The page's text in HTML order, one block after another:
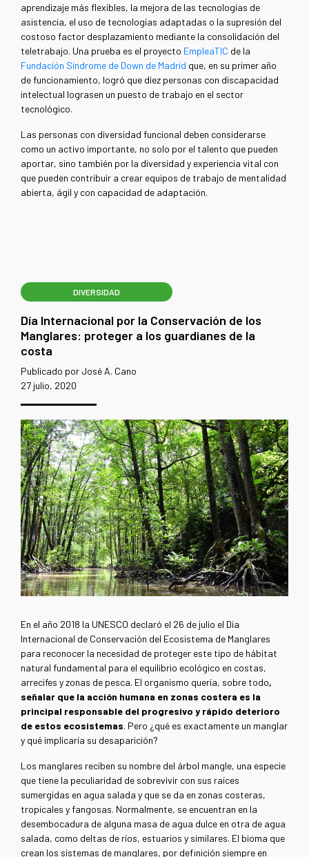
aprendizaje más flexibles, la mejora de las tecnologías de
asistencia, el uso de tecnologías adaptadas o la supresión del
costoso factor desplazamiento mediante la consolidación del
teletrabajo. Una prueba es el proyecto EmpleaTIC de la
Fundación Síndrome de Down de Madrid que, en su primer año
de funcionamiento, logró que diez personas con discapacidad
intelectual lograsen un puesto de trabajo en el sector
tecnológico.
Las personas con diversidad funcional deben considerarse
como un activo importante, no solo por el talento que pueden
aportar, sino también por la diversidad y experiencia vital con
que pueden contribuir a crear equipos de trabajo de mentalidad
abierta, ágil y con capacidad de adaptación.
DIVERSIDAD
Día Internacional por la Conservación de los
Manglares: proteger a los guardianes de la
costa
Publicado por José A. Cano
27 julio, 2020
En el año 2018 la UNESCO declaró el 26 de julio el Día
Internacional de Conservación del Ecosistema de Manglares
para reconocer la necesidad de proteger este tipo de hábitat
natural fundamental para el equilibrio ecológico en costas,
arrecifes y zonas de pesca. El organismo quería, sobre todo,
señalar que la acción humana en zonas costera es la
principal responsable del progresivo y rápido deterioro
de estos ecosistemas. Pero ¿qué es exactamente un manglar
y qué implicaría su desaparición?
Los manglares reciben su nombre del árbol mangle, una especie
que tiene la peculiaridad de sobrevivir con sus raíces
sumergidas en agua salada y que se da en zonas costeras,
tropicales y fangosas. Normalmente, se encuentran en la
desembocadura de alguna masa de agua dulce en otra de agua
salada, como deltas de ríos, estuarios y similares. El bioma que
crean los sistemas de manglares, por definición siempre en